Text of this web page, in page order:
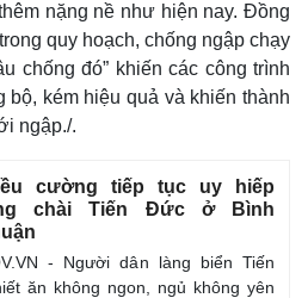
nặng nề như hiện nay. Đồng
quy hoạch, chống ngập chạy
chống đó” khiến các công trình
kém hiệu quả và khiến thành
ngập./.
cường tiếp tục uy hiếp
chài Tiến Đức ở Bình
- Người dân làng biển Tiến
ăn không ngon, ngủ không yên